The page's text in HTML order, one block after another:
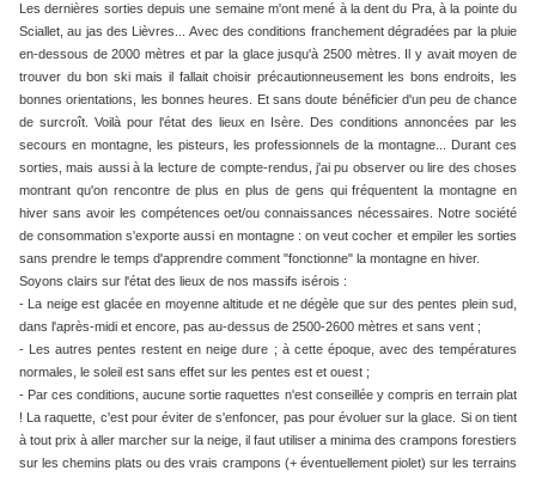
Les dernières sorties depuis une semaine m'ont mené à la dent du Pra, à la pointe du
Sciallet, au jas des Lièvres... Avec des conditions franchement dégradées par la pluie
en-dessous de 2000 mètres et par la glace jusqu'à 2500 mètres. Il y avait moyen de
trouver du bon ski mais il fallait choisir précautionneusement les bons endroits, les
bonnes orientations, les bonnes heures. Et sans doute bénéficier d'un peu de chance
de surcroît. Voilà pour l'état des lieux en Isère. Des conditions annoncées par les
secours en montagne, les pisteurs, les professionnels de la montagne... Durant ces
sorties, mais aussi à la lecture de compte-rendus, j'ai pu observer ou lire des choses
montrant qu'on rencontre de plus en plus de gens qui fréquentent la montagne en
hiver sans avoir les compétences oet/ou connaissances nécessaires. Notre société
de consommation s'exporte aussi en montagne : on veut cocher et empiler les sorties
sans prendre le temps d'apprendre comment "fonctionne" la montagne en hiver.
Soyons clairs sur l'état des lieux de nos massifs isérois :
- La neige est glacée en moyenne altitude et ne dégèle que sur des pentes plein sud,
dans l'après-midi et encore, pas au-dessus de 2500-2600 mètres et sans vent ;
- Les autres pentes restent en neige dure ; à cette époque, avec des températures
normales, le soleil est sans effet sur les pentes est et ouest ;
- Par ces conditions, aucune sortie raquettes n'est conseillée y compris en terrain plat
! La raquette, c'est pour éviter de s'enfoncer, pas pour évoluer sur la glace. Si on tient
à tout prix à aller marcher sur la neige, il faut utiliser a minima des crampons forestiers
sur les chemins plats ou des vrais crampons (+ éventuellement piolet) sur les terrains